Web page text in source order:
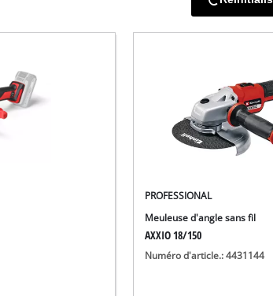
PROFESSIONAL
Meuleuse d'angle sans fil
AXXIO 18/150
Numéro d'article.: 4431144